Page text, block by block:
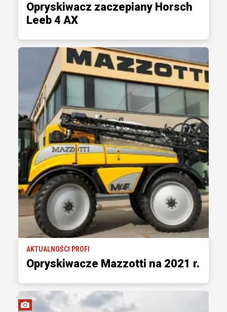
Opryskiwacz zaczepiany Horsch
Leeb 4 AX
AKTUALNOŚCI PROFI
Opryskiwacze Mazzotti na 2021 r.